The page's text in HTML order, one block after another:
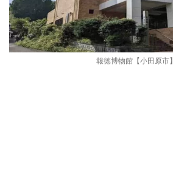
報徳博物館【小田原市】